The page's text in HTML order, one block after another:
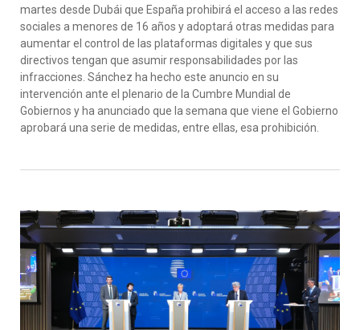
martes desde Dubái que España prohibirá el acceso a las redes
sociales a menores de 16 años y adoptará otras medidas para
aumentar el control de las plataformas digitales y que sus
directivos tengan que asumir responsabilidades por las
infracciones. Sánchez ha hecho este anuncio en su
intervención ante el plenario de la Cumbre Mundial de
Gobiernos y ha anunciado que la semana que viene el Gobierno
aprobará una serie de medidas, entre ellas, esa prohibición.